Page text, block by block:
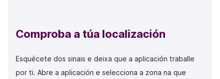
Comproba a túa localización
Esquécete dos sinais e deixa que a aplicación traballe
por ti. Abre a aplicación e selecciona a zona na que